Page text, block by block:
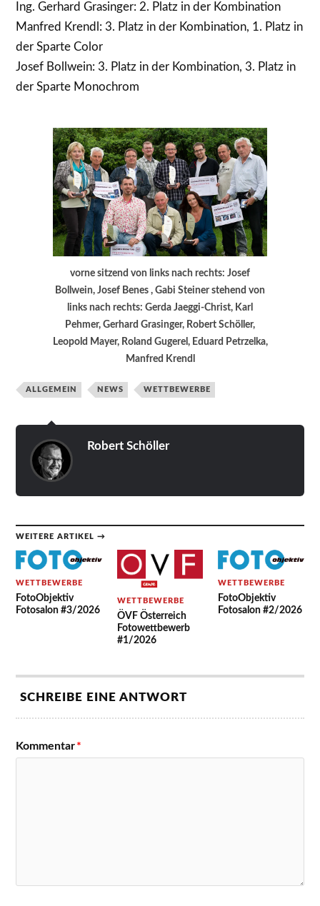
Ing. Gerhard Grasinger: 2. Platz in der Kombination
Manfred Krendl: 3. Platz in der Kombination, 1. Platz in
der Sparte Color
Josef Bollwein: 3. Platz in der Kombination, 3. Platz in
der Sparte Monochrom
vorne sitzend von links nach rechts: Josef
Bollwein, Josef Benes , Gabi Steiner stehend von
links nach rechts: Gerda Jaeggi-Christ, Karl
Pehmer, Gerhard Grasinger, Robert Schöller,
Leopold Mayer, Roland Gugerel, Eduard Petrzelka,
Manfred Krendl
ALLGEMEIN NEWS WETTBEWERBE
Robert Schöller
WEITERE ARTIKEL →
WETTBEWERBE
FotoObjektiv
Fotosalon #3/2026
WETTBEWERBE
ÖVF Österreich
Fotowettbewerb
#1/2026
WETTBEWERBE
FotoObjektiv
Fotosalon #2/2026
SCHREIBE EINE ANTWORT
Kommentar*